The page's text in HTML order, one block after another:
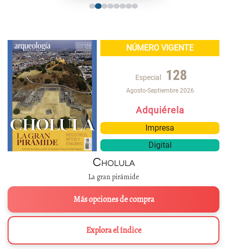
NÚMERO VIGENTE
Especial 128
Agosto-Septiembre 2026
Adquiérela
Impresa
Digital
Cholula
La gran pirámide
Más opciones de compra
Explora el índice